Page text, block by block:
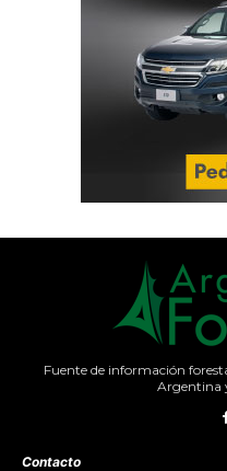
Fuente de información
Argentina
Contacto